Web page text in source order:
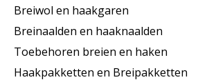
Breiwol en haakgaren
Breinaalden en haaknaalden
Toebehoren breien en haken
Haakpakketten en Breipakketten